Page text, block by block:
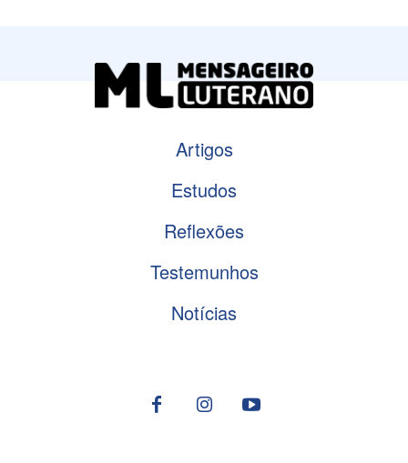
Artigos
Estudos
Reflexões
Testemunhos
Notícias